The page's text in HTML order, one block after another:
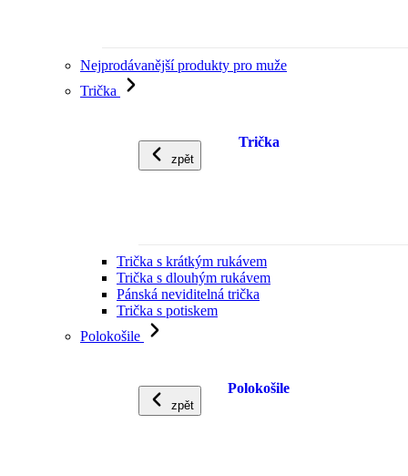
Nejprodávanější produkty pro muže
Trička
zpět
Trička
Trička s krátkým rukávem
Trička s dlouhým rukávem
Pánská neviditelná trička
Trička s potiskem
Polokošile
zpět
Polokošile